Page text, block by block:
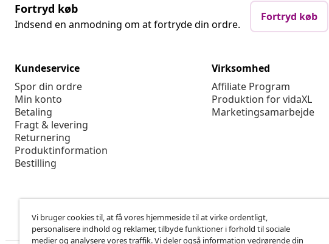
Fortryd køb
Indsend en anmodning om at fortryde din ordre.
Fortryd køb
Kundeservice
Spor din ordre
Min konto
Betaling
Fragt & levering
Returnering
Produktinformation
Bestilling
Virksomhed
Affiliate Program
Produktion for vidaXL
Marketingsamarbejde
Vi bruger cookies til, at få vores hjemmeside til at virke ordentligt,
personalisere indhold og reklamer, tilbyde funktioner i forhold til sociale
medier og analysere vores traffik. Vi deler også information vedrørende din